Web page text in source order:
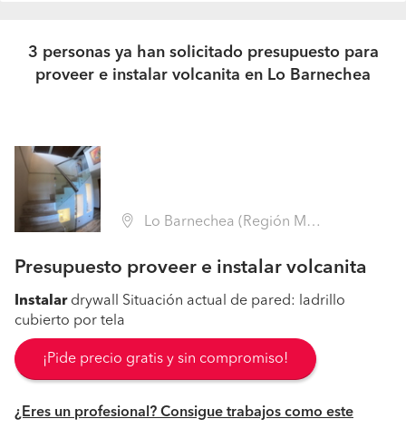
3 personas ya han solicitado presupuesto para
proveer e instalar volcanita en Lo Barnechea
Lo Barnechea (Región Metropolitana - Santiago)
Presupuesto proveer e instalar volcanita
Instalardrywall Situación actual de pared: ladrillo
cubierto por tela
¡Pide precio gratis y sin compromiso!
¿Eres un profesional? Consigue trabajos como este